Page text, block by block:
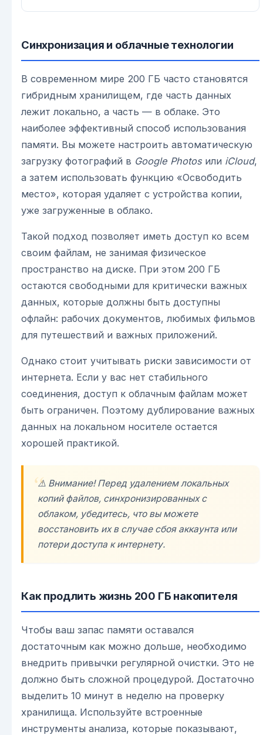
Синхронизация и облачные технологии
В современном мире 200 ГБ часто становятся
гибридным хранилищем, где часть данных
лежит локально, а часть — в облаке. Это
наиболее эффективный способ использования
памяти. Вы можете настроить автоматическую
загрузку фотографий в Google Photosили iCloud,
а затем использовать функцию «Освободить
место», которая удаляет с устройства копии,
уже загруженные в облако.
Такой подход позволяет иметь доступ ко всем
своим файлам, не занимая физическое
пространство на диске. При этом 200 ГБ
остаются свободными для критически важных
данных, которые должны быть доступны
офлайн: рабочих документов, любимых фильмов
для путешествий и важных приложений.
Однако стоит учитывать риски зависимости от
интернета. Если у вас нет стабильного
соединения, доступ к облачным файлам может
быть ограничен. Поэтому дублирование важных
данных на локальном носителе остается
хорошей практикой.
⚠️ Внимание! Перед удалением локальных
копий файлов, синхронизированных с
облаком, убедитесь, что вы можете
восстановить их в случае сбоя аккаунта или
потери доступа к интернету.
Как продлить жизнь 200 ГБ накопителя
Чтобы ваш запас памяти оставался
достаточным как можно дольше, необходимо
внедрить привычки регулярной очистки. Это не
должно быть сложной процедурой. Достаточно
выделить 10 минут в неделю на проверку
хранилища. Используйте встроенные
инструменты анализа, которые показывают,